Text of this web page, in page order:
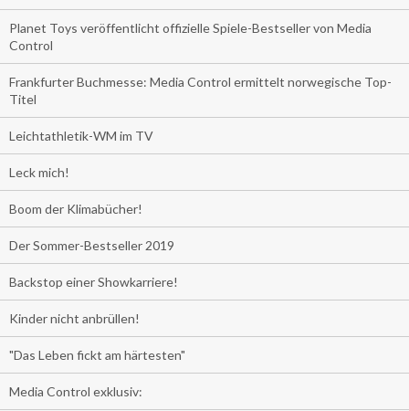
Planet Toys veröffentlicht offizielle Spiele-Bestseller von Media
Control
Frankfurter Buchmesse: Media Control ermittelt norwegische Top-
Titel
Leichtathletik-WM im TV
Leck mich!
Boom der Klimabücher!
Der Sommer-Bestseller 2019
Backstop einer Showkarriere!
Kinder nicht anbrüllen!
"Das Leben fickt am härtesten"
Media Control exklusiv: